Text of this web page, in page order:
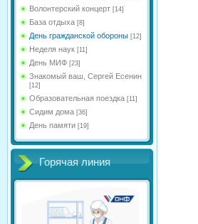
Волонтерский концерт [14]
База отдыха [8]
День гражданской обороны [12]
Неделя наук [11]
День МИФ [23]
Знакомый ваш, Сергей Есенин
[12]
Образовательная поездка [11]
Сидим дома [36]
День памяти [19]
Горячая линия